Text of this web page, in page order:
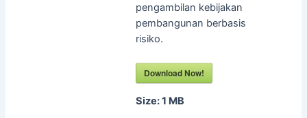
pengambilan kebijakan
pembangunan berbasis
risiko.
Download Now!
Size:1 MB